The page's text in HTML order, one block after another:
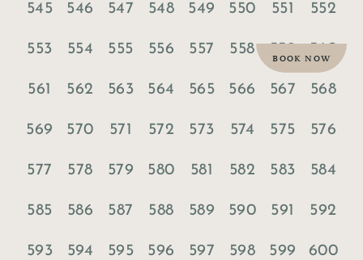
BOOK NOW
545 546 547 548 549 550 551 552
553 554 555 556 557 558
561 562 563 564 565 566 567 568
569 570 571 572 573 574 575 576
577 578 579 580 581 582 583 584
585 586 587 588 589 590 591 592
593 594 595 596 597 598 599 600